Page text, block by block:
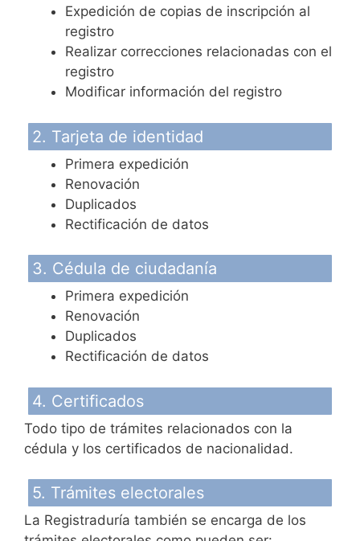
Expedición de copias de inscripción al
registro
Realizar correcciones relacionadas con el
registro
Modificar información del registro
2. Tarjeta de identidad
Primera expedición
Renovación
Duplicados
Rectificación de datos
3. Cédula de ciudadanía
Primera expedición
Renovación
Duplicados
Rectificación de datos
4. Certificados
Todo tipo de trámites relacionados con la
cédula y los certificados de nacionalidad.
5. Trámites electorales
La Registraduría también se encarga de los